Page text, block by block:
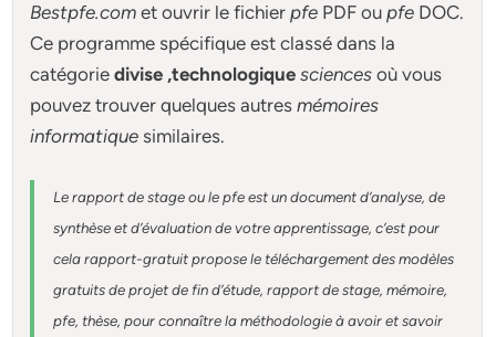
Bestpfe.com et ouvrir le fichierpfe PDF oupfe DOC.
Ce programme spécifique est classé dans la
catégorie divise ,technologiquesciencesoù vous
pouvez trouver quelques autresmémoires
informatique similaires.
Le rapport de stage ou le pfe est un document d’analyse, de
synthèse et d’évaluation de votre apprentissage, c’est pour
cela rapport-gratuitpropose le téléchargement des modèles
gratuits de projet de fin d’étude, rapport de stage, mémoire,
pfe, thèse, pour connaître la méthodologie à avoir et savoir